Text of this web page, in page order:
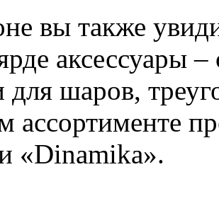
вы также
аксессуары
для шаров,
ассортименте
«Dinamika».